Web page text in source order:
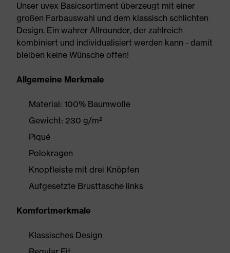
Unser uvex Basicsortiment überzeugt mit einer
großen Farbauswahl und dem klassisch schlichten
Design. Ein wahrer Allrounder, der zahlreich
kombiniert und individualisiert werden kann - damit
bleiben keine Wünsche offen!
Allgemeine Merkmale
Material: 100% Baumwolle
Gewicht: 230 g/m²
Piqué
Polokragen
Knopfleiste mit drei Knöpfen
Aufgesetzte Brusttasche links
Komfortmerkmale
Klassisches Design